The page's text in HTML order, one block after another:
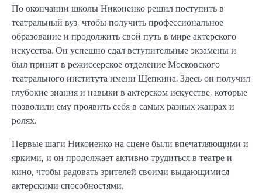
По окончании школы Никоненко решил поступить в
театральный вуз, чтобы получить профессиональное
образование и продолжить свой путь в мире актерского
искусства. Он успешно сдал вступительные экзамены и
был принят в режиссерское отделение Московского
театрального института имени Щепкина. Здесь он получил
глубокие знания и навыки в актерском искусстве, которые
позволили ему проявить себя в самых разных жанрах и
ролях.
Первые шаги Никоненко на сцене были впечатляющими и
яркими, и он продолжает активно трудиться в театре и
кино, чтобы радовать зрителей своими выдающимися
актерскими способностями.